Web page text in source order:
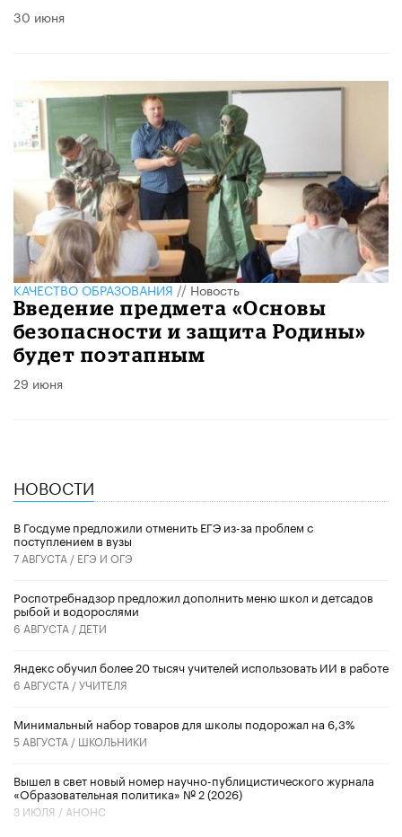
30 июня
КАЧЕСТВО ОБРАЗОВАНИЯ//Новость
Введение предмета «Основы
безопасности и защита Родины»
будет поэтапным
29 июня
НОВОСТИ
В Госдуме предложили отменить ЕГЭ из-за проблем с
поступлением в вузы
7 АВГУСТА / ЕГЭ И ОГЭ
Роспотребнадзор предложил дополнить меню школ и детсадов
рыбой и водорослями
6 АВГУСТА / ДЕТИ
​Яндекс обучил более 20 тысяч учителей использовать ИИ в работе
6 АВГУСТА /УЧИТЕЛЯ
Минимальный набор товаров для школы подорожал на 6,3%
5 АВГУСТА / ШКОЛЬНИКИ
Вышел в свет новый номер научно-публицистического журнала
«Образовательная политика» № 2 (2026)
3 ИЮЛЯ / АНОНС